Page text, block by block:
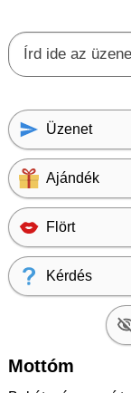
Üzenet
Ajándék
Flört
Kérdés
Mottóm